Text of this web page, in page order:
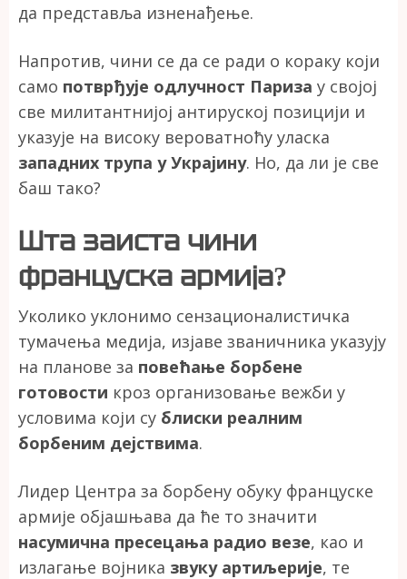
да представља изненађење.
Напротив, чини се да се ради о кораку који
само потврђује одлучност Париза у својој
све милитантнијој антируској позицији и
указује на високу вероватноћу уласка
западних трупа у Украјину. Но, да ли је све
баш тако?
Шта заиста чини
француска армија?
Уколико уклонимо сензационалистичка
тумачења медија, изјаве званичника указују
на планове за повећање борбене
готовости кроз организовање вежби у
условима који су блиски реалним
борбеним дејствима.
Лидер Центра за борбену обуку француске
армије објашњава да ће то значити
насумична пресецања радио везе, као и
излагање војника звуку артиљерије, те